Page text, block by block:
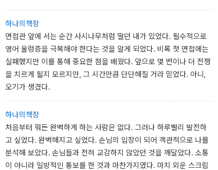
하나의책장
면접관 앞에 서는 순간 사시나무처럼 떨던 내가 있었다. 필수적으로
영어 울렁증을 극복해야 한다는 것을 알게 되었다. 비록 첫 면접에는
실패했지만 이를 통해 중요한 점을 배웠다. 앞으로 몇 번이나 더 전쟁
을 치르게 될지 모르지만, 그 시간만큼 단단해질 거라 믿었다. 아니,
오기가 생겼다.
하나의책장
처음부터 뭐든 완벽하게 하는 사람은 없다. 그러나 하루빨리 발전하
고 싶었다. 완벽해지고 싶었다. 손님의 입장이 되어 객관적으로 나를
분석해 보았다. 손님들과 전혀 교감하지 않았던 것을 깨달았다. 소통
이 아니라 일방적인 통보를 한 것과 마찬가지였다. 마치 외운 스크립